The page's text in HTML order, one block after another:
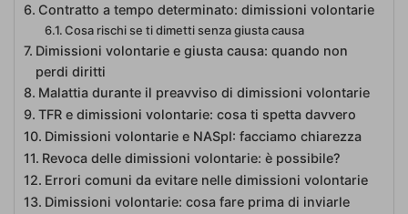
Contratto a tempo determinato: dimissioni volontarie
Cosa rischi se ti dimetti senza giusta causa
Dimissioni volontarie e giusta causa: quando non
perdi diritti
Malattia durante il preavviso di dimissioni volontarie
TFR e dimissioni volontarie: cosa ti spetta davvero
Dimissioni volontarie e NASpI: facciamo chiarezza
Revoca delle dimissioni volontarie: è possibile?
Errori comuni da evitare nelle dimissioni volontarie
Dimissioni volontarie: cosa fare prima di inviarle